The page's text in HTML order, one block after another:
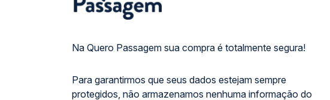
Na Quero Passagem sua compra é totalmente segura!
Para garantirmos que seus dados estejam sempre
protegidos, não armazenamos nenhuma informação do